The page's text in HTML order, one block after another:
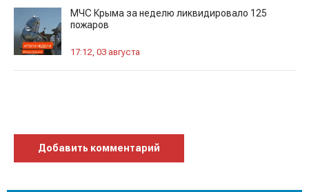
МЧС Крыма за неделю ликвидировало 125
пожаров
17:12, 03 августа
Добавить комментарий